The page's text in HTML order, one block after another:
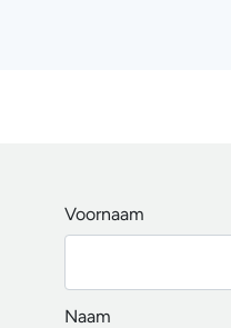
Voornaam
Naam